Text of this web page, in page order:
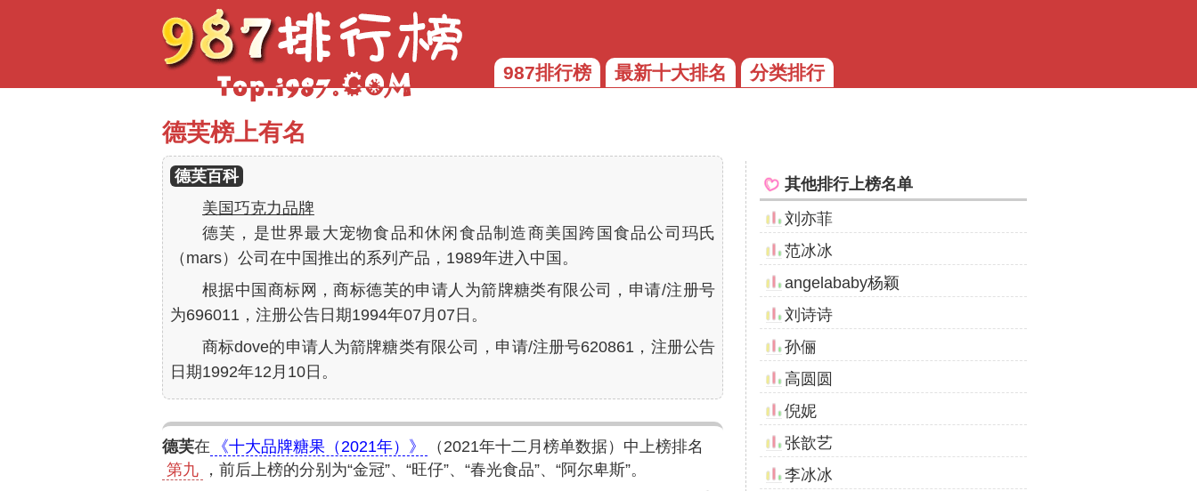
987排行榜 最新十大排名 分类排行
德芙榜上有名
德芙百科
美国巧克力品牌
德芙，是世界最大宠物食品和休闲食品制造商美国跨国食品公司玛氏
（mars）公司在中国推出的系列产品，1989年进入中国。
根据中国商标网，商标德芙的申请人为箭牌糖类有限公司，申请/注册号
为696011，注册公告日期1994年07月07日。
商标dove的申请人为箭牌糖类有限公司，申请/注册号620861，注册公告
日期1992年12月10日。
德芙在 《十大品牌糖果（2021年）》
（2021年十二月榜单数据）中上榜排名
第九
，前后上榜的分别为“金冠”、“旺仔”、“春光食品”、“阿尔卑斯”。
其他排行上榜名单
刘亦菲
范冰冰
angelababy杨颖
刘诗诗
孙俪
高圆圆
倪妮
张歆艺
李冰冰